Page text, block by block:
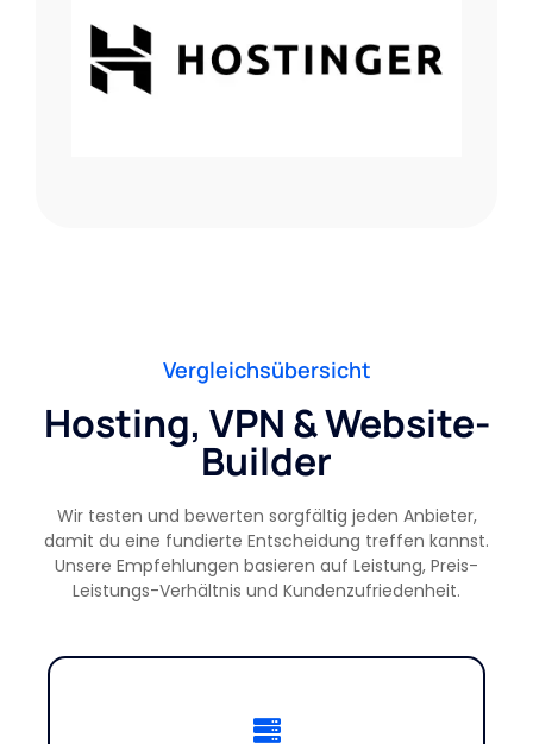
Vergleichsübersicht
Hosting, VPN & Website-
Builder
Wir testen und bewerten sorgfältig jeden Anbieter,
damit du eine fundierte Entscheidung treffen kannst.
Unsere Empfehlungen basieren auf Leistung, Preis-
Leistungs-Verhältnis und Kundenzufriedenheit.
Shared Hosting
: Kostengünstig für